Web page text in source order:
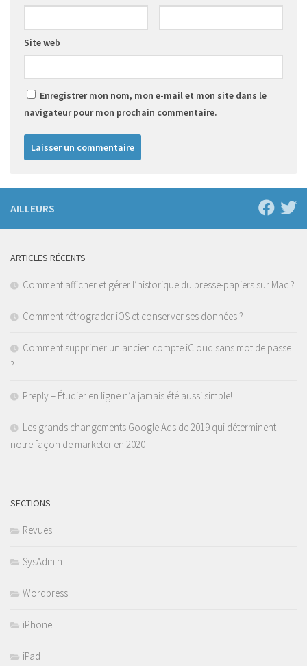
Site web
Enregistrer mon nom, mon e-mail et mon site dans le
navigateur pour mon prochain commentaire.
AILLEURS
ARTICLES RÉCENTS
Comment afficher et gérer l’historique du presse-papiers sur Mac ?
Comment rétrograder iOS et conserver ses données ?
Comment supprimer un ancien compte iCloud sans mot de passe
?
Preply – Étudier en ligne n’a jamais été aussi simple!
Les grands changements Google Ads de 2019 qui déterminent
notre façon de marketer en 2020
SECTIONS
Revues
SysAdmin
Wordpress
iPhone
iPad